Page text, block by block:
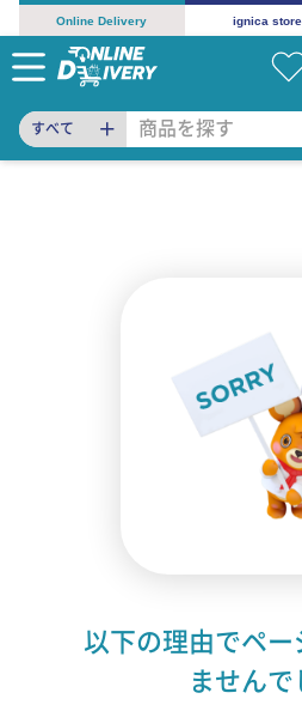
Online Delivery ignica store
すべて
以下の理由でペー
ませんで